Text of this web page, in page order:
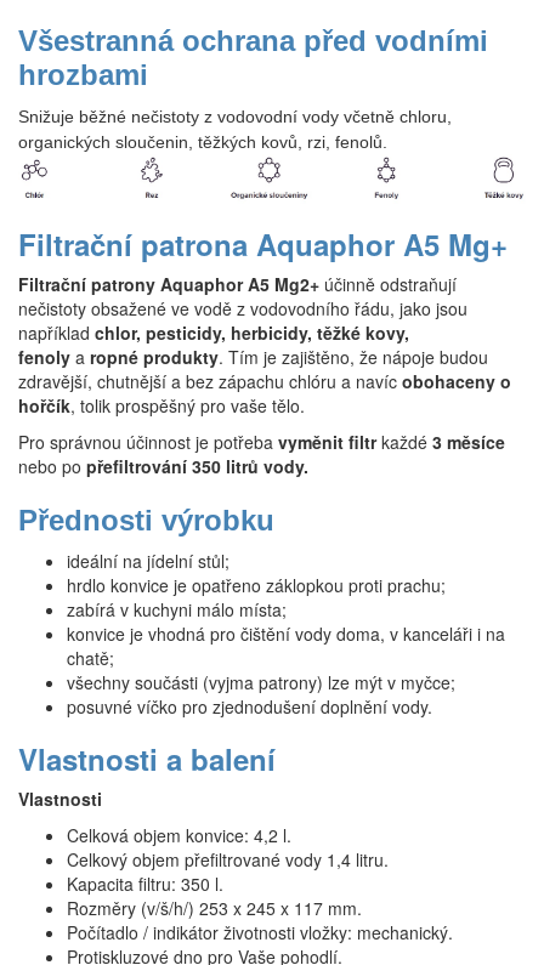
Všestranná ochrana před vodními
hrozbami
Snižuje běžné nečistoty z vodovodní vody včetně chloru,
organických sloučenin, těžkých kovů, rzi, fenolů.
Filtrační patrona Aquaphor A5 Mg+
Filtrační patrony Aquaphor A5 Mg2+ účinně odstraňují
nečistoty obsažené ve vodě z vodovodního řádu, jako jsou
například chlor, pesticidy, herbicidy, těžké kovy,
fenoly a ropné produkty. Tím je zajištěno, že nápoje budou
zdravější, chutnější a bez zápachu chlóru a navíc obohaceny o
hořčík, tolik prospěšný pro vaše tělo.
Pro správnou účinnost je potřeba vyměnit filtrkaždé 3 měsíce
nebo po přefiltrování 350 litrů vody.
Přednosti výrobku
ideální na jídelní stůl;
hrdlo konvice je opatřeno záklopkou proti prachu;
zabírá v kuchyni málo místa;
konvice je vhodná pro čištění vody doma, v kanceláři i na
chatě;
všechny součásti (vyjma patrony) lze mýt v myčce;
posuvné víčko pro zjednodušení doplnění vody.
Vlastnosti a balení
Vlastnosti
Celková objem konvice: 4,2 l.
Celkový objem přefiltrované vody 1,4 litru.
Kapacita filtru: 350 l.
Rozměry (v/š/h/) 253 x 245 x 117 mm.
Počítadlo / indikátor životnosti vložky: mechanický.
Protiskluzové dno pro Vaše pohodlí.